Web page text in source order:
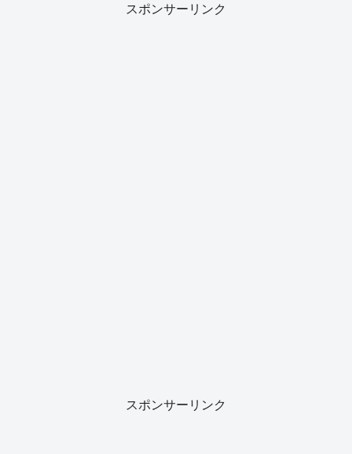
スポンサーリンク
スポンサーリンク